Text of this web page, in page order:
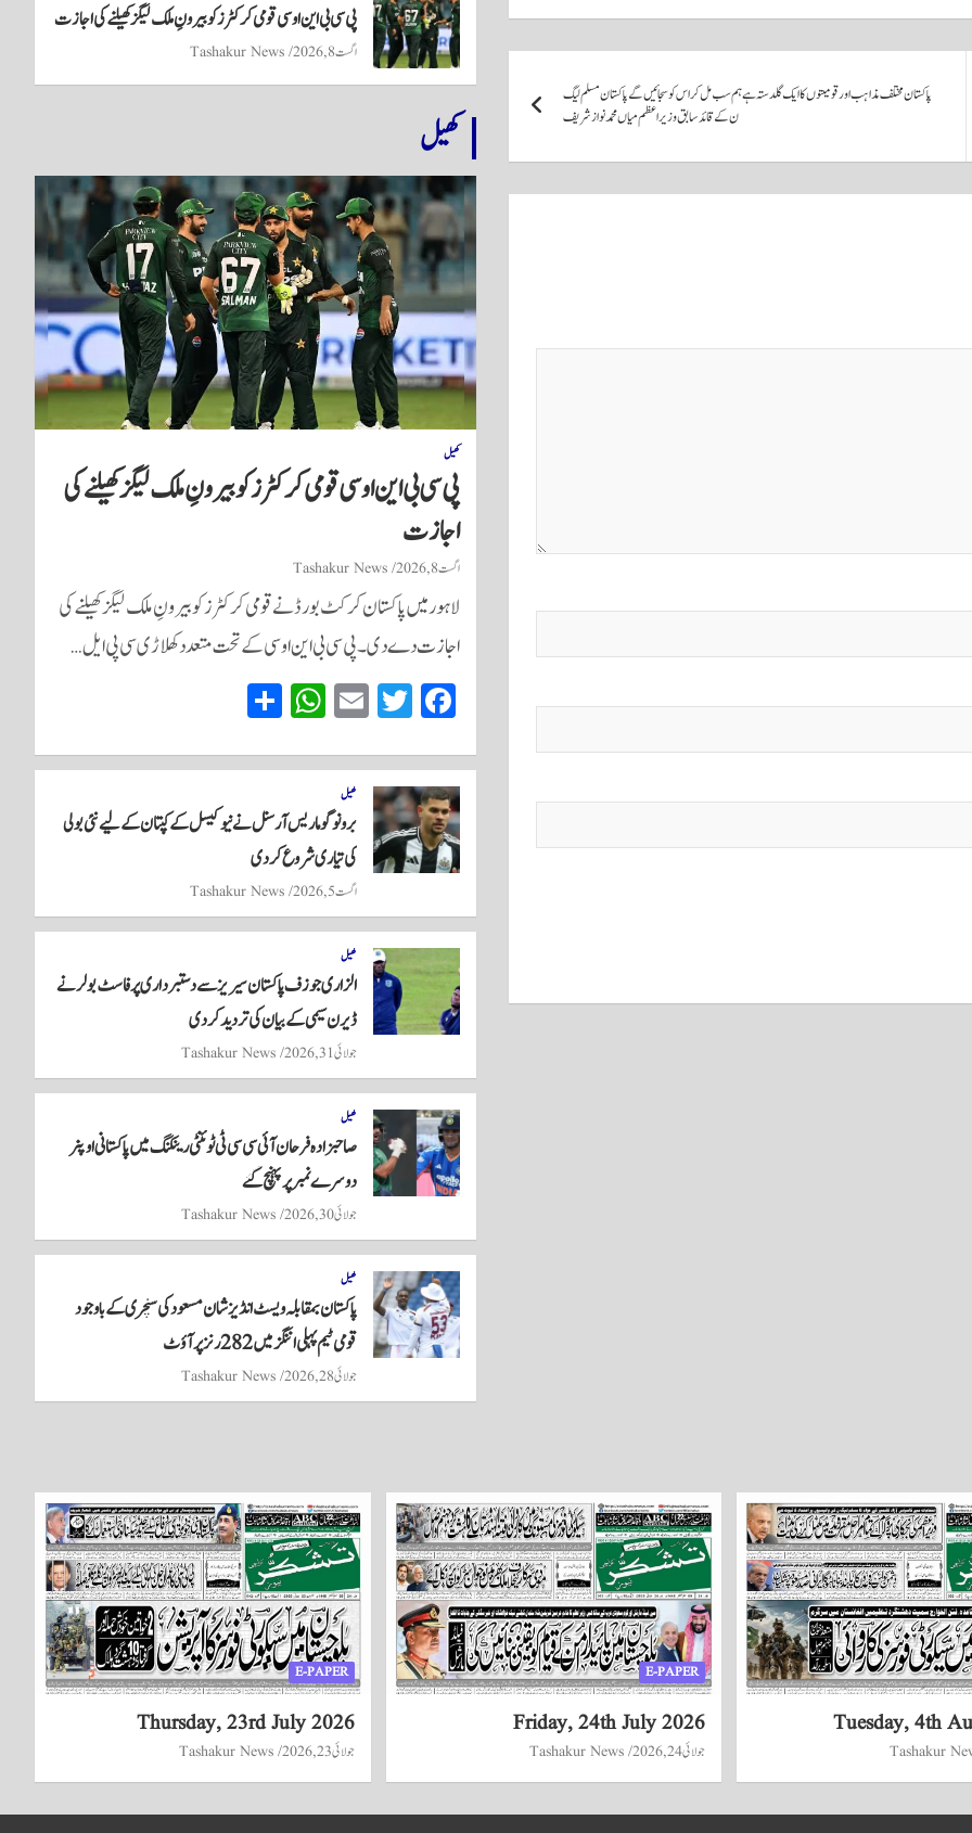
پاکستان مختلف مذاہب اور قومیتوں کا ایک گلدستہ ہے ہم سب مل کر اس کو سجائیں گے پاکستان مسلم لیگ
ن کے قائد سابق وزیراعظم میاں محمد نوازشریف
پی سی بی این او سی قومی کرکٹرز کو بیرونِ ملک لیگز کھیلنے کی اجازت
اگست 8, 2026 Tashakur News
کھیل
کھیل
پی سی بی این او سی قومی کرکٹرز کو بیرونِ ملک لیگز کھیلنے کی
اجازت
اگست 8, 2026 Tashakur News
لاہور میں پاکستان کرکٹ بورڈ نے قومی کرکٹرز کو بیرونِ ملک لیگز کھیلنے کی
اجازت دے دی۔ پی سی بی این او سی کے تحت متعدد کھلاڑی سی پی ایل…
Fa
ce
bo
ok
T
wi
tte
r
E
m
ail
W
ha
ts
A
pp
re
کھیل
برونو گوماریس آرسنل نے نیو کیسل کے کپتان کے لیے نئی بولی
کی تیاری شروع کر دی
اگست 5, 2026 Tashakur News
کھیل
الزاری جوزف پاکستان سیریز سے دستبرداری پر فاسٹ بولر نے
ڈیرن سیمی کے بیان کی تردید کر دی
جولائی 31, 2026 Tashakur News
کھیل
صاحبزادہ فرحان آئی سی سی ٹی ٹوئنٹی رینکنگ میں پاکستانی اوپنر
دوسرے نمبر پر پہنچ گئے
جولائی 30, 2026 Tashakur News
کھیل
پاکستان بمقابلہ ویسٹ انڈیز شان مسعود کی سنچری کے باوجود
قومی ٹیم پہلی اننگز میں 282 رنز پر آؤٹ
جولائی 28, 2026 Tashakur News
Tuesday, 4th
Tashakur
E-PAPER
Friday, 24th July 2026
جولائی 24, 2026 Tashakur News
E-PAPER
Thursday, 23rd July 2026
جولائی 23, 2026 Tashakur News